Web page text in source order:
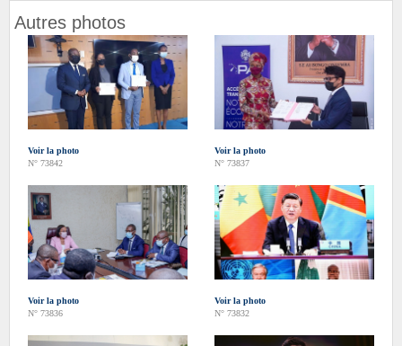
Autres photos
Voir la photo
N° 73842
Voir la photo
N° 73837
Voir la photo
N° 73836
Voir la photo
N° 73832